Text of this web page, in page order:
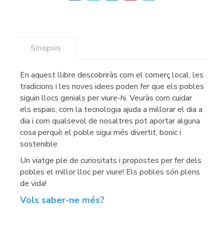
Sinopsis
En aquest llibre descobriràs com el comerç local, les
tradicions i les noves idees poden fer que els pobles
siguin llocs genials per viure-hi. Veuràs com cuidar
els espais, com la tecnologia ajuda a millorar el dia a
dia i com qualsevol de nosaltres pot aportar alguna
cosa perquè el poble sigui més divertit, bonic i
sostenible.
Un viatge ple de curiositats i propostes per fer dels
pobles el millor lloc per viure! Els pobles són plens
de vida!
Vols saber-ne més?